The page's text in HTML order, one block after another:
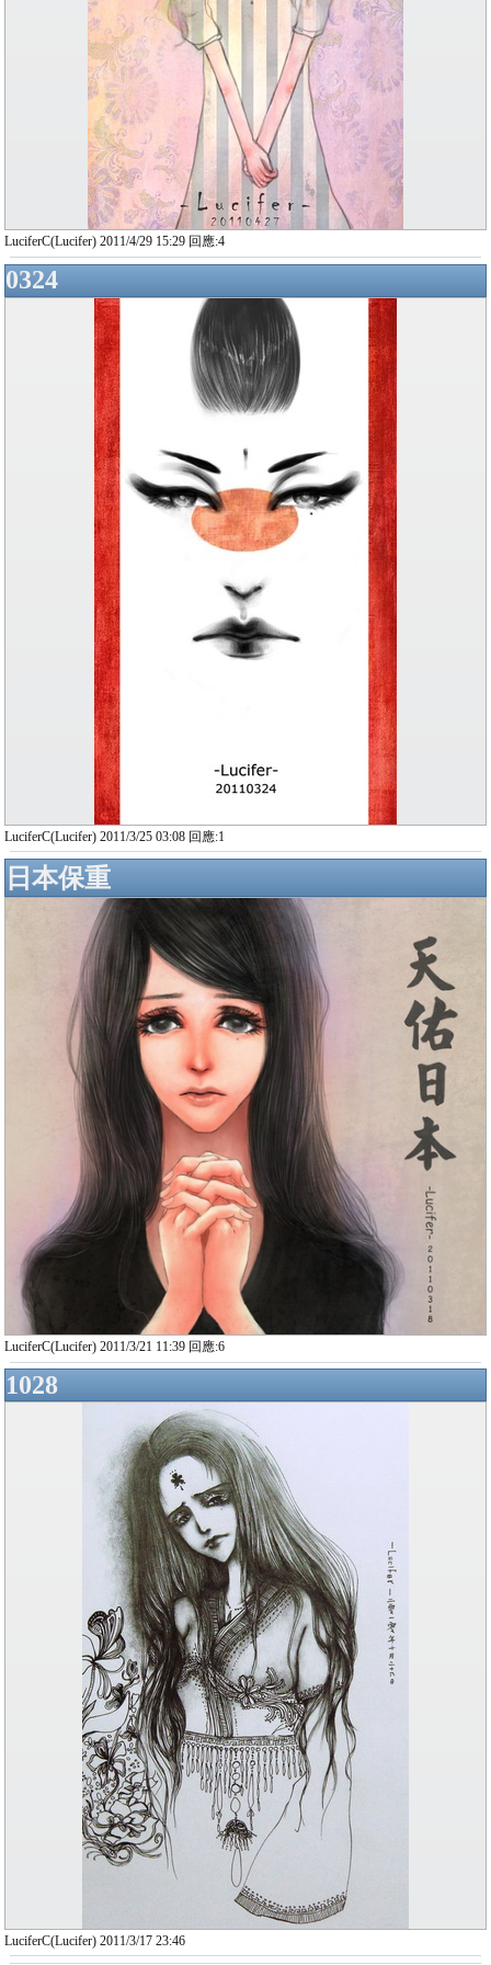
LuciferC(Lucifer) 2011/4/29 15:29 回應:4
0324
LuciferC(Lucifer) 2011/3/25 03:08 回應:1
日本保重
LuciferC(Lucifer) 2011/3/21 11:39 回應:6
1028
LuciferC(Lucifer) 2011/3/17 23:46